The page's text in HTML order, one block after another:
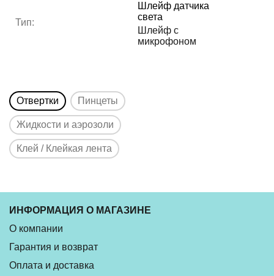
Тип:
Шлейф датчика
света
Шлейф с
микрофоном
Отвертки Пинцеты
Жидкости и аэрозоли
Клей / Клейкая лента
ИНФОРМАЦИЯ О МАГАЗИНЕ
О компании
Гарантия и возврат
Оплата и доставка